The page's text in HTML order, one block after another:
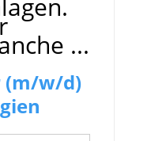
...
(m/w/d)